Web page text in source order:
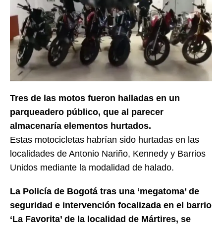
Tres de las motos fueron halladas en un
parqueadero público, que al parecer
almacenaría elementos hurtados.
Estas motocicletas habrían sido hurtadas en las
localidades de Antonio Nariño, Kennedy y Barrios
Unidos mediante la modalidad de halado.
La Policía de Bogotá tras una ‘megatoma’ de
seguridad e intervención focalizada en el barrio
‘La Favorita’ de la localidad de Mártires, se